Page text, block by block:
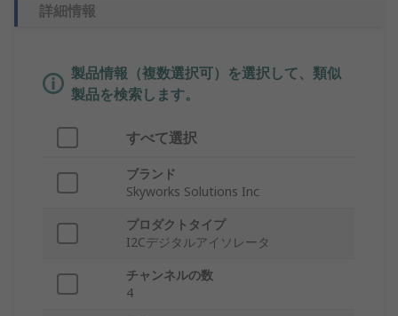
詳細情報
製品情報（複数選択可）を選択して、類似
製品を検索します。
すべて選択
ブランド
Skyworks Solutions Inc
プロダクトタイプ
I2Cデジタルアイソレータ
チャンネルの数
4